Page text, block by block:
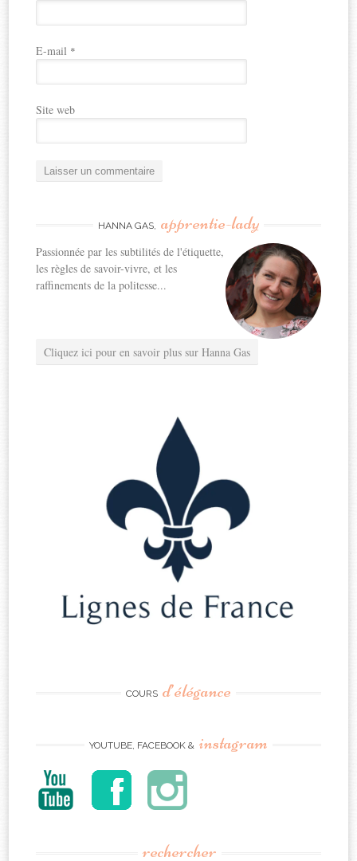
E-mail *
Site web
HANNA GAS, apprentie-lady
Passionnée par les subtilités de l'étiquette,
les règles de savoir-vivre, et les
raffinements de la politesse...
Cliquez ici pour en savoir plus sur Hanna Gas
COURS d’élégance
YOUTUBE, FACEBOOK & instagram
rechercher